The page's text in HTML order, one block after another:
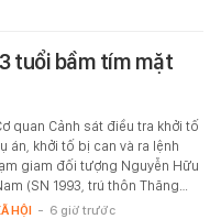
tuổi bầm tím mặt
quan Cảnh sát điều tra khởi tố
án, khởi tố bị can và ra lệnh
giam đối tượng Nguyễn Hữu
(SN 1993, trú thôn Thăng…
HỘI - 6 giờ trước